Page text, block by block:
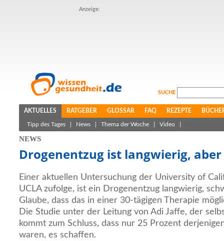
Anzeige:
SUCHE
AKTUELLES RATGEBER GLOSSAR FAQ REZEPTE
Tipp des Tages News Thema der Woche Video
NEWS
Drogenentzug ist langwierig,
Einer aktuellen Untersuchung der University of
UCLA zufolge, ist ein Drogenentzug langwierig,
Glaube, dass das in einer 30-tägigen Therapie
Die Studie unter der Leitung von Adi Jaffe, der
kommt zum Schluss, dass nur 25 Prozent
waren, es schaffen.